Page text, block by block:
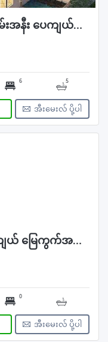
ကမာရွတ်, အာတီးယား-ပြည်လမ်းအနီး ပေကျယ်လုံးချင်းရောင်းမည်
6 5
အီးမေးလ် ပို့ပါ
downtown, ဆူးလေအနီး ပေကျယ် မြေကွက်အရောင်း
0
အီးမေးလ် ပို့ပါ